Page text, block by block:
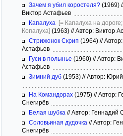
Зачем я убил коростеля? (1969)
Виктор Астафьев
Капалуха [= Капалуха на дороге;
Копалуха] (1963) //Автор: Виктор
Стрижонок Скрип (1964) //Автор:
Астафьев
Гуси в полынье (1960) //Автор:
Астафьев
Зимний дуб (1953) //Автор: Юрий
На Командорах (1975) //Автор:
Снегирёв
Белая шубка //Автор: Геннадий
Соловьиная дудочка //Автор:
Снегирёв